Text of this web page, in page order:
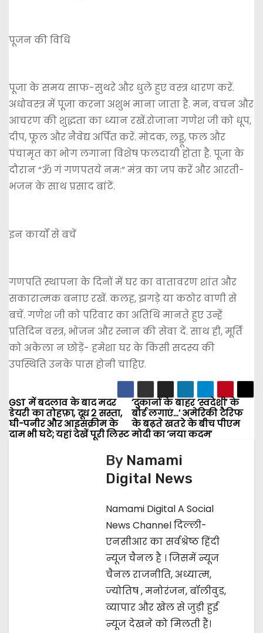
पूजन की विधि
पूजा के समय साफ-सुथरे और धुले हुए वस्त्र धारण करें.
अधोवस्त्र में पूजा करना अशुभ माना जाता है. मन, वचन और
आचरण की शुद्धता का ध्यान रखें.रोजाना गणेश जी को धूप,
दीप, फूल और नैवेद्य अर्पित करें. मोदक, लड्डू, फल और
पंचामृत का भोग लगाना विशेष फलदायी होता है. पूजा के
दौरान “ॐ गं गणपतये नमः” मंत्र का जप करें और आरती-
भजन के साथ प्रसाद बांटें.
इन कार्यों से बचें
गणपति स्थापना के दिनों में घर का वातावरण शांत और
सकारात्मक बनाए रखें. कलह, झगड़े या कठोर वाणी से
बचें. गणेश जी को परिवार का अतिथि मानते हुए उन्हें
प्रतिदिन वस्त्र, भोजन और स्नान की सेवा दें. साथ ही, मूर्ति
को अकेला न छोड़ें- हमेशा घर के किसी सदस्य की
उपस्थिति उनके पास होनी चाहिए.
P
o
‘दुकानों के बाहर ‘स्वदेशी’ के
बोर्ड लगाएं…’ अमेरिकी टैरिफ
के बढ़ते खतरे के बीच पीएम
मोदी का ‘नया कदम’
GST में बदलाव के बाद मदर
डेयरी का तोहफ़ा, दूध ₹2 सस्ता,
घी-पनीर और आइसक्रीम के
दाम भी घटे; यहां देखें पूरी लिस्ट
By Namami
Digital News
Namami Digital A Social
News Channel दिल्ली-
एनसीआर का सर्वश्रेष्ठ हिंदी
न्यूज चैनल है । जिसमें न्यूज
चैनल राजनीति, अध्यात्म,
ज्‍योतिष , मनोरंजन, बॉलीवुड,
व्यापार और खेल से जुड़ी हुई
न्यूज देखने को मिलती हैं।